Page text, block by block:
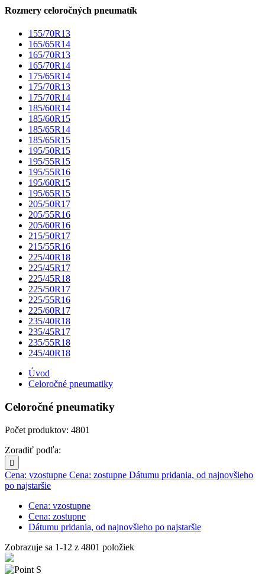
Rozmery celoročných pneumatík
155/70R13
165/65R14
165/70R13
165/70R14
175/65R14
175/70R13
175/70R14
185/60R14
185/60R15
185/65R14
185/65R15
195/50R15
195/55R15
195/55R16
195/60R15
195/65R15
205/50R17
205/55R16
205/60R16
215/50R17
215/55R16
225/40R18
225/45R17
225/45R18
225/50R17
225/55R16
225/60R17
235/40R18
235/45R17
235/55R18
245/40R18
Úvod
Celoročné pneumatiky
Celoročné pneumatiky
Počet produktov: 4801
Zoradiť podľa:

Cena: vzostupne Cena: zostupne Dátumu pridania, od najnovšieho
po najstaršie
Cena: vzostupne
Cena: zostupne
Dátumu pridania, od najnovšieho po najstaršie
Zobrazuje sa 1-12 z 4801 položiek